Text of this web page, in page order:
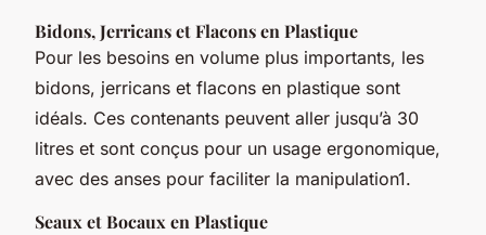
Bidons, Jerricans et Flacons en Plastique
Pour les besoins en volume plus importants, les
bidons, jerricans et flacons en plastique sont
idéals. Ces contenants peuvent aller jusqu’à 30
litres et sont conçus pour un usage ergonomique,
avec des anses pour faciliter la manipulation1.
Seaux et Bocaux en Plastique